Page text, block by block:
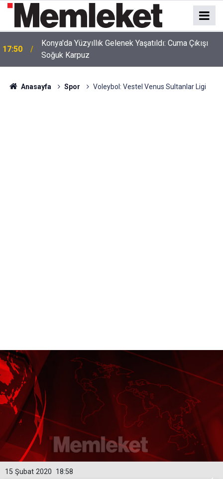
17:50
Konya'da Yüzyıllık Gelenek Yaşatıldı: Cuma Çıkışı
Soğuk Karpuz
Anasayfa Spor Voleybol: Vestel Venus Sultanlar Ligi
18:58
15 Şubat 2020